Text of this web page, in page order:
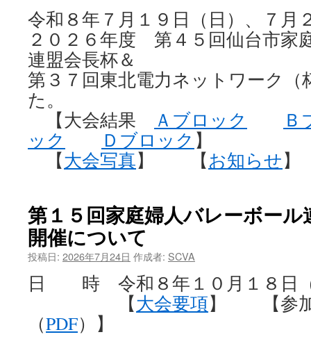
令和８年７月１９日（日）、７月
２０２６年度 第４５回仙台市家
連盟会長杯＆
第３７回東北電力ネットワーク
た。
【大会結果
Ａブロック
Ｂ
ック
Ｄブロック 】
【大会写真】 【お知らせ】
第１５回家庭婦人バレーボー
開催について
投稿日: 2026年7月24日 作成者: SCVA
日 時 令和８年１０月１８日
【大会要項】 【参加
（PDF）】